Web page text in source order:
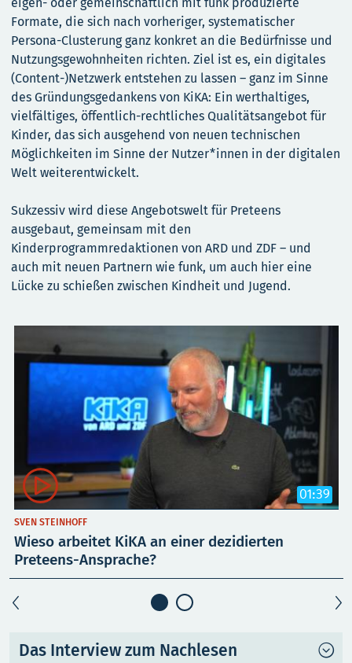
Formate, die sich nach vorheriger, systematischer
Persona-Clusterung ganz konkret an die Bedürfnisse und
Nutzungsgewohnheiten richten. Ziel ist es, ein digitales
(Content-)Netzwerk entstehen zu lassen – ganz im Sinne
des Gründungsgedankens von KiKA: Ein werthaltiges,
vielfältiges, öffentlich-rechtliches Qualitätsangebot für
Kinder, das sich ausgehend von neuen technischen
Möglichkeiten im Sinne der Nutzer*innen in der digitalen
Welt weiterentwickelt.
Sukzessiv wird diese Angebotswelt für Preteens
ausgebaut, gemeinsam mit den
Kinderprogrammredaktionen von ARD und ZDF – und
auch mit neuen Partnern wie funk, um auch hier eine
Lücke zu schießen zwischen Kindheit und Jugend.
 01:39
SVEN STEINHOFF
Wieso arbeitet KiKA an einer dezidierten
Preteens-Ansprache?
Das Interview zum Nachlesen